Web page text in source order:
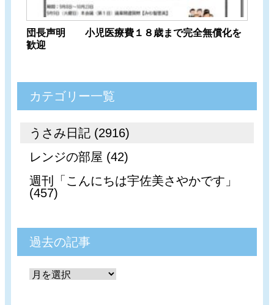
団長声明 小児医療費１８歳まで完全無償化を
歓迎
カテゴリー一覧
うさみ日記 (2916)
レンジの部屋 (42)
週刊「こんにちは宇佐美さやかです」
(457)
過去の記事